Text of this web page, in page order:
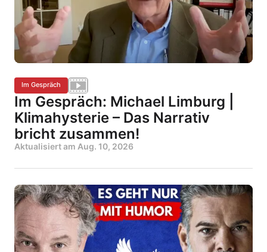
Im Gespräch
Im Gespräch: Michael Limburg |
Klimahysterie – Das Narrativ
bricht zusammen!
Aktualisiert am Aug. 10, 2026